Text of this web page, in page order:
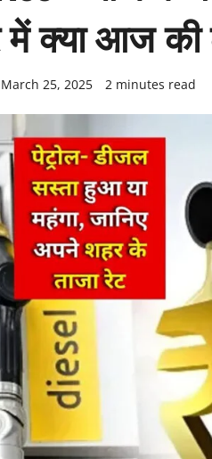
क्या आज
March 25, 2025 2 minutes read